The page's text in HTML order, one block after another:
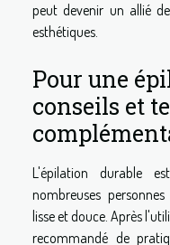
peut devenir un allié
esthétiques.
Pour une
conseils et
L'épilation durable
nombreuses
lisse et douce. Après
recommandé de